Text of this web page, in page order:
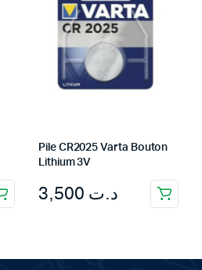
Pile CR2025 Varta Bouton
Lithium 3V
د.ت